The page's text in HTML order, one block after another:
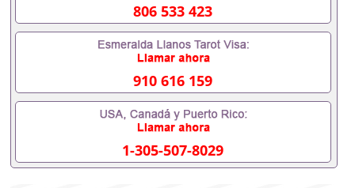
内找工作假的毕业证可以用吗551190476假的毕业证
成绩单可以办学历认证吗551190476要定居国外需要
办理什么材料551190476入职事业单位/国企假的毕业
证会查吗551190476入职国企/事业单位需要些什么材
料551190476办理假毕业证在国内能用吗, 挂科拿不到
毕业证怎么办, 毕业证丢了怎么办, 没有正常毕业怎么
办理毕业证,没毕业可以办学历认证吗,您是否因为中
途辍学、挂科而没有正常毕业551190476您是否因为
递交材料不齐而被拒之门外551190476您是否因没正
常毕业而导致回国得不到教育部认证在校挂科了不想
读了,成绩不理想毕不了业怎么办551190476找工作没
806 533 423
910 616 159
1-305-507-8029